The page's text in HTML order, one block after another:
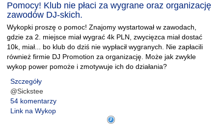
Pomocy! Klub nie płaci za wygrane oraz organizację
zawodów DJ-skich.
Wykopki proszę o pomoc! Znajomy wystartował w zawodach,
gdzie za 2. miejsce miał wygrać 4k PLN, zwycięzca miał dostać
10k, miał... bo klub do dziś nie wypłacił wygranych. Nie zapłacili
również firmie DJ Promotion za organizację. Może jak zwykle
wykop power pomoże i zmotywuje ich do działania?
Szczegóły
@Sickstee
54 komentarzy
Link na Wykop